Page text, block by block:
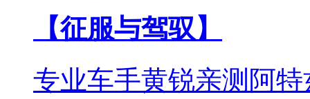
【征服与驾驭】
专业车手黄锐亲测阿特